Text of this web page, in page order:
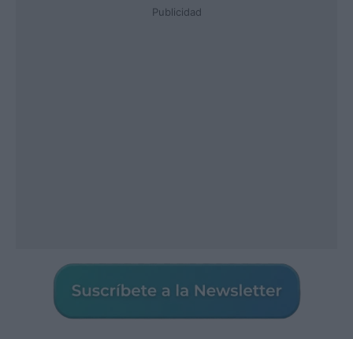
Publicidad